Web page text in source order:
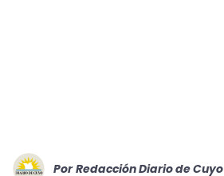
Por Redacción Diario de Cuyo